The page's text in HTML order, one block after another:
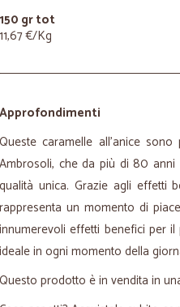
150 gr tot
11,67 €/Kg
Approfondimenti
Queste caramelle all'anice
Ambrosoli, che da più di 80
qualità unica. Grazie agli effetti
rappresenta un momento di
innumerevoli effetti benefici per
ideale in ogni momento della
Questo prodotto è in vendita in